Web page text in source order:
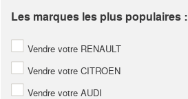
Les marques les plus populaires :
Vendre votre RENAULT
Vendre votre CITROEN
Vendre votre AUDI